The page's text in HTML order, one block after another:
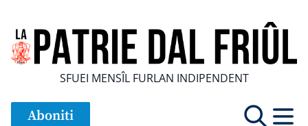
SFUEI MENSÎL FURLAN INDIPENDENT
Aboniti